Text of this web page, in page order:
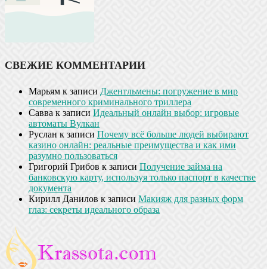
СВЕЖИЕ КОММЕНТАРИИ
Марьям к записи Джентльмены: погружение в мир
современного криминального триллера
Савва к записи Идеальный онлайн выбор: игровые
автоматы Вулкан
Руслан к записи Почему всё больше людей выбирают
казино онлайн: реальные преимущества и как ими
разумно пользоваться
Григорий Грибов к записи Получение займа на
банковскую карту, используя только паспорт в качестве
документа
Кирилл Данилов к записи Макияж для разных форм
глаз: секреты идеального образа